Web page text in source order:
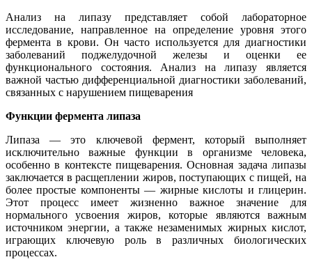
Анализ на липазу представляет собой лабораторное
исследование, направленное на определение уровня этого
фермента в крови. Он часто используется для диагностики
заболеваний поджелудочной железы и оценки ее
функционального состояния. Анализ на липазу является
важной частью дифференциальной диагностики заболеваний,
связанных с нарушением пищеварения
Функции фермента липаза
Липаза — это ключевой фермент, который выполняет
исключительно важные функции в организме человека,
особенно в контексте пищеварения. Основная задача липазы
заключается в расщеплении жиров, поступающих с пищей, на
более простые компоненты — жирные кислоты и глицерин.
Этот процесс имеет жизненно важное значение для
нормального усвоения жиров, которые являются важным
источником энергии, а также незаменимых жирных кислот,
играющих ключевую роль в различных биологических
процессах.